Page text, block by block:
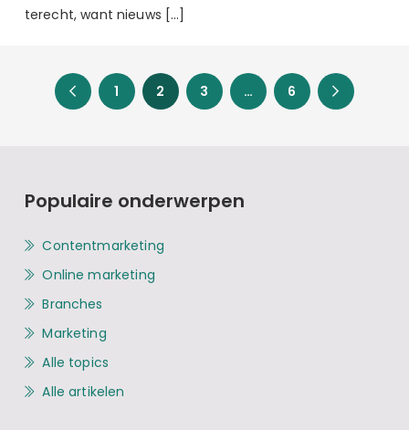
terecht, want nieuws […]
1 2 3 … 6
Populaire onderwerpen
Contentmarketing
Online marketing
Branches
Marketing
Alle topics
Alle artikelen